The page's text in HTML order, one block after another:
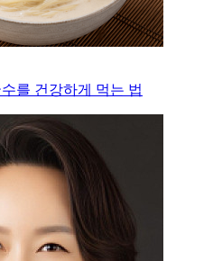
를 건강하게 먹는 법